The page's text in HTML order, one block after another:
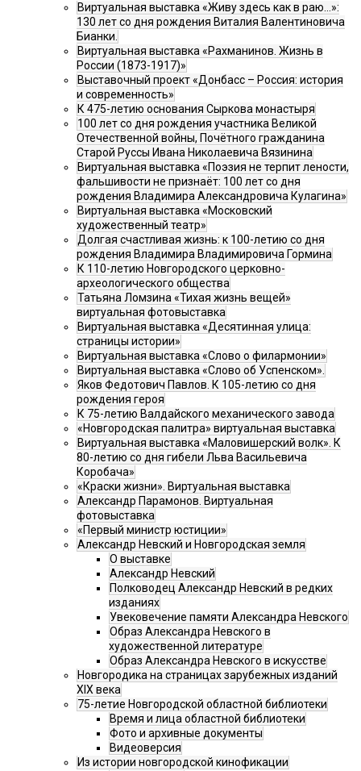
Виртуальная выставка «Живу здесь как в раю…»:
130 лет со дня рождения Виталия Валентиновича
Бианки.
Виртуальная выставка «Рахманинов. Жизнь в
России (1873-1917)»
Выставочный проект «Донбасс – Россия: история
и современность»
К 475-летию основания Сыркова монастыря
100 лет со дня рождения участника Великой
Отечественной войны, Почётного гражданина
Старой Руссы Ивана Николаевича Вязинина
Виртуальная выставка «Поэзия не терпит лености,
фальшивости не признаёт: 100 лет со дня
рождения Владимира Александровича Кулагина»
Виртуальная выставка «Московский
художественный театр»
Долгая счастливая жизнь: к 100-летию со дня
рождения Владимира Владимировича Гормина
К 110-летию Новгородского церковно-
археологического общества
Татьяна Ломзина «Тихая жизнь вещей»
виртуальная фотовыставка
Виртуальная выставка «Десятинная улица:
страницы истории»
Виртуальная выставка «Слово о филармонии»
Виртуальная выставка «Слово об Успенском».
Яков Федотович Павлов. К 105-летию со дня
рождения героя
К 75-летию Валдайского механического завода
«Новгородская палитра» виртуальная выставка
Виртуальная выставка «Маловишерский волк». К
80-летию со дня гибели Льва Васильевича
Коробача»
«Краски жизни». Виртуальная выставка
Александр Парамонов. Виртуальная
фотовыставка
«Первый министр юстиции»
Александр Невский и Новгородская земля
О выставке
Александр Невский
Полководец Александр Невский в редких
изданиях
Увековечение памяти Александра Невского
Образ Александра Невского в
художественной литературе
Образ Александра Невского в искусстве
Новгородика на страницах зарубежных изданий
XIX века
75-летие Новгородской областной библиотеки
Время и лица областной библиотеки
Фото и архивные документы
Видеоверсия
Из истории новгородской кинофикации